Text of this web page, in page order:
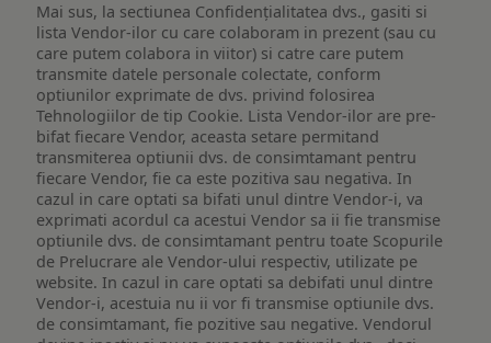
Mai sus, la sectiunea Confidențialitatea dvs., gasiti si
lista Vendor-ilor cu care colaboram in prezent (sau cu
care putem colabora in viitor) si catre care putem
transmite datele personale colectate, conform
optiunilor exprimate de dvs. privind folosirea
Tehnologiilor de tip Cookie. Lista Vendor-ilor are pre-
bifat fiecare Vendor, aceasta setare permitand
transmiterea optiunii dvs. de consimtamant pentru
fiecare Vendor, fie ca este pozitiva sau negativa. In
cazul in care optati sa bifati unul dintre Vendor-i, va
exprimati acordul ca acestui Vendor sa ii fie transmise
optiunile dvs. de consimtamant pentru toate Scopurile
de Prelucrare ale Vendor-ului respectiv, utilizate pe
website. In cazul in care optati sa debifati unul dintre
Vendor-i, acestuia nu ii vor fi transmise optiunile dvs.
de consimtamant, fie pozitive sau negative. Vendorul